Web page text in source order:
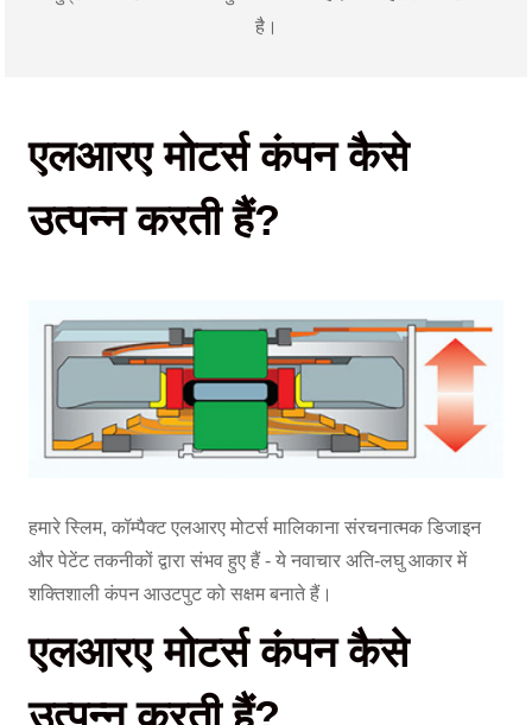
है।
एलआरए मोटर्स कंपन कैसे
उत्पन्न करती हैं?
हमारे स्लिम, कॉम्पैक्ट एलआरए मोटर्स मालिकाना संरचनात्मक डिजाइन
और पेटेंट तकनीकों द्वारा संभव हुए हैं - ये नवाचार अति-लघु आकार में
शक्तिशाली कंपन आउटपुट को सक्षम बनाते हैं।
एलआरए मोटर्स कंपन कैसे